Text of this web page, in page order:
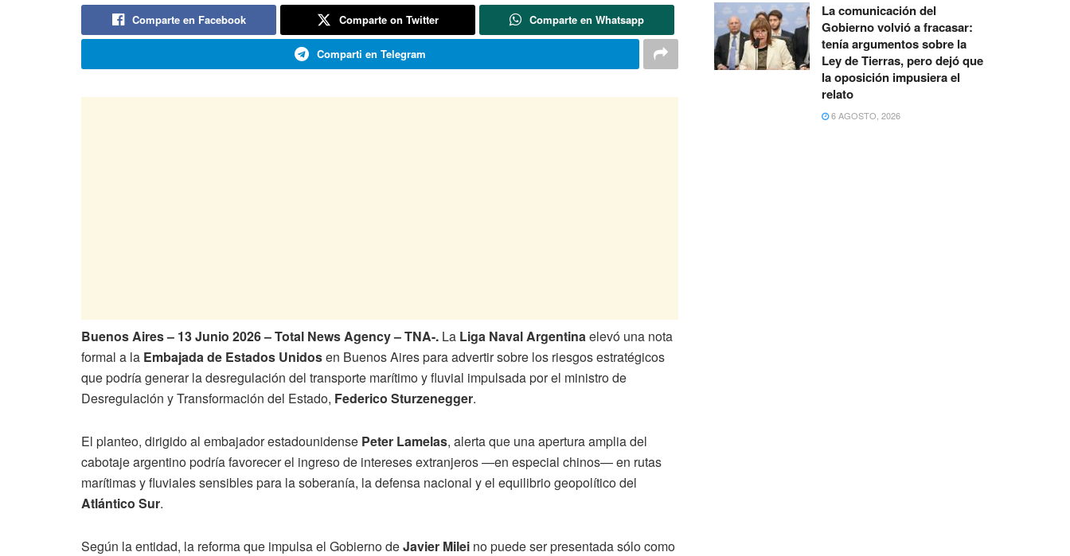
Comparte en Facebook Comparte on Twitter Comparte en Whatsapp
Comparti en Telegram
Buenos Aires – 13 Junio 2026 – Total News Agency – TNA-. La Liga Naval Argentinaelevó una nota
formal a la Embajada de Estados Unidosen Buenos Aires para advertir sobre los riesgos estratégicos
que podría generar la desregulación del transporte marítimo y fluvial impulsada por el ministro de
Desregulación y Transformación del Estado, Federico Sturzenegger.
El planteo, dirigido al embajador estadounidense Peter Lamelas, alerta que una apertura amplia del
cabotaje argentino podría favorecer el ingreso de intereses extranjeros —en especial chinos— en rutas
marítimas y fluviales sensibles para la soberanía, la defensa nacional y el equilibrio geopolítico del
Atlántico Sur.
Según la entidad, la reforma que impulsa el Gobierno deJavier Milei no puede ser presentada sólo como
La comunicación del
Gobierno volvió a fracasar:
tenía argumentos sobre la
Ley de Tierras, pero dejó que
la oposición impusiera el
relato
6 AGOSTO, 2026